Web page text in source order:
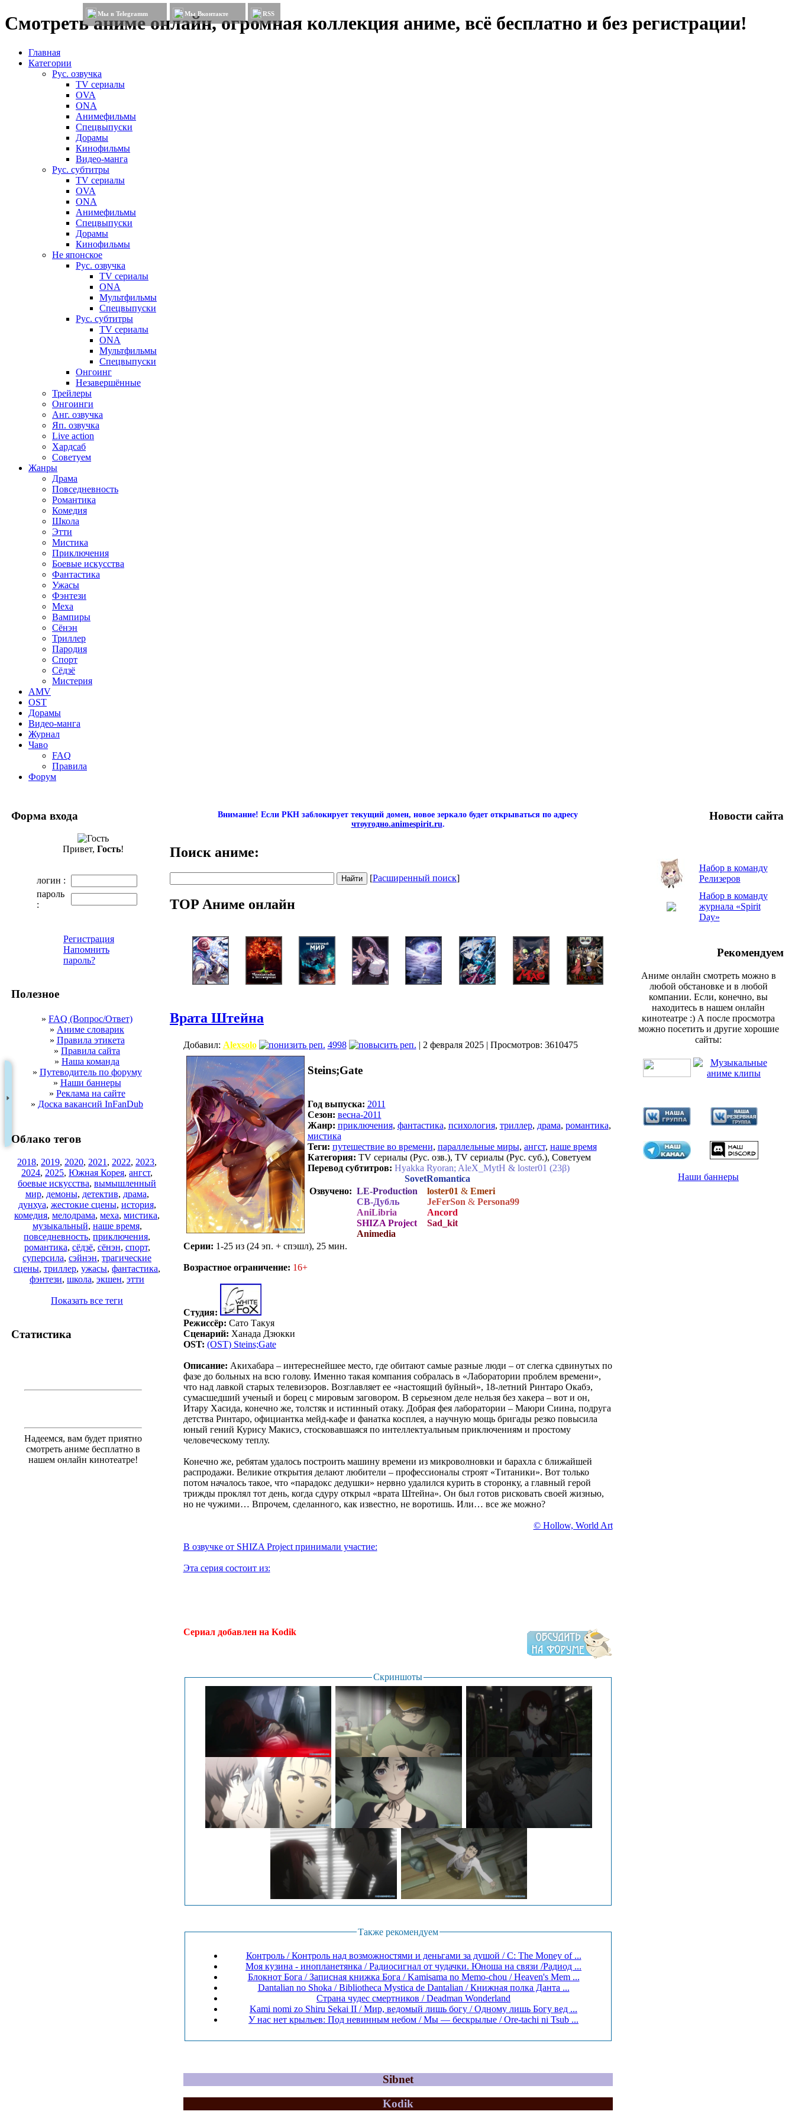
Смотреть аниме онлайн, огромная коллекция аниме, всё бесплатно и без регистрации!
Мы в Telegramm Мы Вконтакте RSS
Главная
Категории
Рус. озвучка
TV сериалы
OVA
ONA
Анимефильмы
Спецвыпуски
Дорамы
Кинофильмы
Видео-манга
Рус. субтитры
TV сериалы
OVA
ONA
Анимефильмы
Спецвыпуски
Дорамы
Кинофильмы
Не японское
Рус. озвучка
TV сериалы
ONA
Мультфильмы
Спецвыпуски
Рус. субтитры
TV сериалы
ONA
Мультфильмы
Спецвыпуски
Онгоинг
Незавершённые
Трейлеры
Онгоинги
Анг. озвучка
Яп. озвучка
Live action
Хардсаб
Советуем
Жанры
Драма
Повседневность
Романтика
Комедия
Школа
Этти
Мистика
Приключения
Боевые искусства
Фантастика
Ужасы
Фэнтези
Меха
Вампиры
Сёнэн
Триллер
Пародия
Спорт
Сёдзё
Мистерия
AMV
OST
Дорамы
Видео-манга
Журнал
Чаво
FAQ
Правила
Форум
Форма входа
Привет, Гость!
логин :
пароль
:
Регистрация
Напомнить
пароль?
Полезное
» FAQ (Вопрос/Ответ)
» Аниме словарик
» Правила этикета
» Правила сайта
» Наша команда
» Путеводитель по форуму
» Наши баннеры
» Реклама на сайте
» Доска вакансий InFanDub
Облако тегов
2018, 2019, 2020, 2021 , 2022, 2023,
2024, 2025, Южная Корея, ангст,
боевые искусства, вымышленный
мир, демоны, детектив, драма,
дунхуа, жестокие сцены, история,
комедия, мелодрама, меха, мистика,
музыкальный, наше время,
повседневность, приключения,
романтика, сёдзё, сёнэн, спорт,
суперсила, сэйнэн, трагические
сцены, триллер, ужасы, фантастика,
фэнтези, школа, экшен, этти
Показать все теги
Статистика
Надеемся, вам будет приятно
смотреть аниме бесплатно в
нашем онлайн кинотеатре!
Внимание! Если РКН заблокирует текущий домен, новое зеркало будет открываться по адресу
чтоугодно.animespirit.ru.
Поиск аниме:
[Расширенный поиск]
TOP Аниме онлайн
Врата Штейна
Добавил: Alexsolo 4998 | 2 февраля 2025 | Просмотров: 3610475
Steins;Gate
Год выпуска: 2011
Сезон: весна-2011
Жанр: приключения, фантастика, психология, триллер, драма, романтика,
мистика
Теги: путешествие во времени, параллельные миры, ангст, наше время
Категория: TV сериалы (Рус. озв.), TV сериалы (Рус. суб.), Советуем
Перевод субтитров: Hyakka Ryoran; AleX_MytH & loster01 (23β)
SovetRomantica
Озвучено: LE-Production
СВ-Дубль
AniLibria
SHIZA Project
Animedia
loster01 & Emeri
JeFerSon & Persona99
Ancord
Sad_kit
Серии: 1-25 из (24 эп. + спэшл), 25 мин.
Возрастное ограничение: 16+
Студия:
Режиссёр: Сато Такуя
Сценарий: Ханада Дзюкки
OST: (OST) Steins;Gate
Описание: Акихабара – интереснейшее место, где обитают самые разные люди – от слегка сдвинутых по
фазе до больных на всю голову. Именно такая компания собралась в «Лаборатории проблем времени»,
что над лавкой старых телевизоров. Возглавляет ее «настоящий буйный», 18-летний Ринтаро Окабэ,
сумасшедший ученый и борец с мировым заговором. В серьезном деле нельзя без хакера – вот и он,
Итару Хасида, конечно же, толстяк и истинный отаку. Добрая фея лаборатории – Маюри Сиина, подруга
детства Ринтаро, официантка мейд-кафе и фанатка косплея, а научную мощь бригады резко повысила
юный гений Курису Макисэ, стосковавшаяся по интеллектуальным приключениям и простому
человеческому теплу.
Конечно же, ребятам удалось построить машину времени из микроволновки и барахла с ближайшей
распродажи. Великие открытия делают любители – профессионалы строят «Титаники». Вот только
потом началось такое, что «парадокс дедушки» нервно удалился курить в сторонку, а главный герой
трижды проклял тот день, когда сдуру открыл «врата Штейна». Он был готов рисковать своей жизнью,
но не чужими… Впрочем, сделанного, как известно, не воротишь. Или… все же можно?
© Hollow, World Art
В озвучке от SHIZA Project принимали участие:
Эта серия состоит из:
Сериал добавлен на Kodik
Скриншоты
Также рекомендуем
Контроль / Контроль над возможностями и деньгами за душой / C: The Money of ...
Моя кузина - инопланетянка / Радиосигнал от чудачки. Юноша на связи /Радиод ...
Блокнот Бога / Записная книжка Бога / Kamisama no Memo-chou / Heaven's Mem ...
Dantalian no Shoka / Bibliotheca Mystica de Dantalian / Книжная полка Данта ...
Страна чудес смертников / Deadman Wonderland
Kami nomi zo Shiru Sekai II / Мир, ведомый лишь богу / Одному лишь Богу вед ...
У нас нет крыльев: Под невинным небом / Мы — бескрылые / Ore-tachi ni Tsub ...
Sibnet
Kodik
Новости сайта
Набор в команду
Релизеров
Набор в команду
журнала «Spirit
Day»
Рекомендуем
Аниме онлайн смотреть можно в
любой обстановке и в любой
компании. Если, конечно, вы
находитесь в нашем онлайн
кинотеатре :) А после просмотра
можно посетить и другие хорошие
сайты:
Наши баннеры